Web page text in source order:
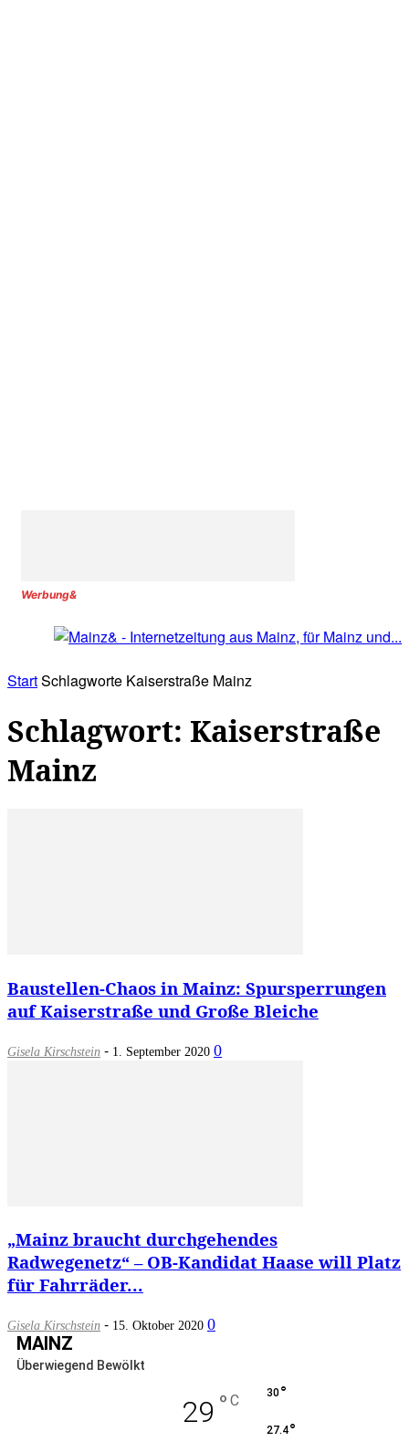
Werbung&
StartSchlagworte Kaiserstraße Mainz
Schlagwort: Kaiserstraße
Mainz
Baustellen-Chaos in Mainz: Spursperrungen
auf Kaiserstraße und Große Bleiche
Gisela Kirschstein - 1. September 2020 0
„Mainz braucht durchgehendes
Radwegenetz“ – OB-Kandidat Haase will Platz
für Fahrräder...
Gisela Kirschstein - 15. Oktober 2020 0
MAINZ
Überwiegend Bewölkt
29 ° C 30°
27.4°